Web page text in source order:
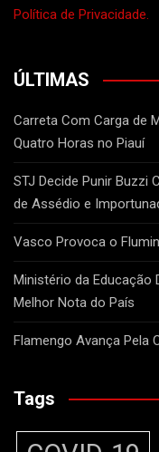
Política de Privacidade.
ÚLTIMAS
Carreta Com Carga de
Quatro Horas no Piauí
STJ Decide Punir Buzzi
de Assédio e
Vasco Provoca o
Ministério da Educação
Melhor Nota do País
Flamengo Avança Pela
Tags